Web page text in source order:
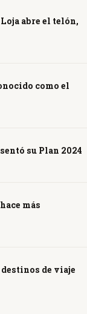
abre el telón,
como el
su Plan 2024
más
de viaje